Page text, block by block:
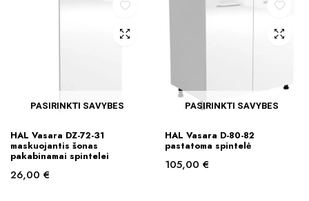
PASIRINKTI SAVYBES
product
has
multiple
HAL Vasara DZ-72-31
maskuojantis šonas
pakabinamai spintelei
26,00 €
PASIRINKTI SAVYBES
product
has
HAL Vasara D-80-82
pastatoma spintelė
105,00 €